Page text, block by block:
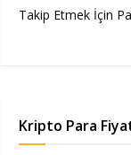
Takip Etmek İçin
Kripto Para